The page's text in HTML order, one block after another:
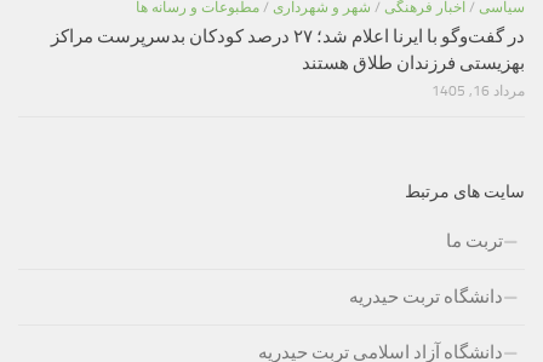
سیاسی / اخبار فرهنگی / شهر و شهرداری / مطبوعات و رسانه ها
در گفت‌وگو با ایرنا اعلام شد؛ ۲۷ درصد کودکان بدسرپرست مراکز
بهزیستی فرزندان طلاق هستند
مرداد 16, 1405
سایت های مرتبط
تربت ما
دانشگاه تربت حیدریه
دانشگاه آزاد اسلامی تربت حیدریه